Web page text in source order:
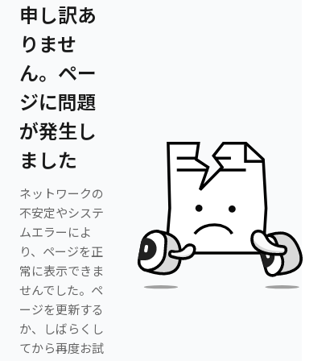
申し訳あ
りませ
ん。ペー
ジに問題
が発生し
ました
ネットワークの
不安定やシステ
ムエラーによ
り、ページを正
常に表示できま
せんでした。ペ
ージを更新する
か、しばらくし
てから再度お試